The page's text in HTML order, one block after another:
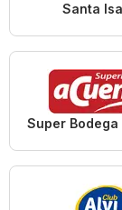
Santa
Super Bodega